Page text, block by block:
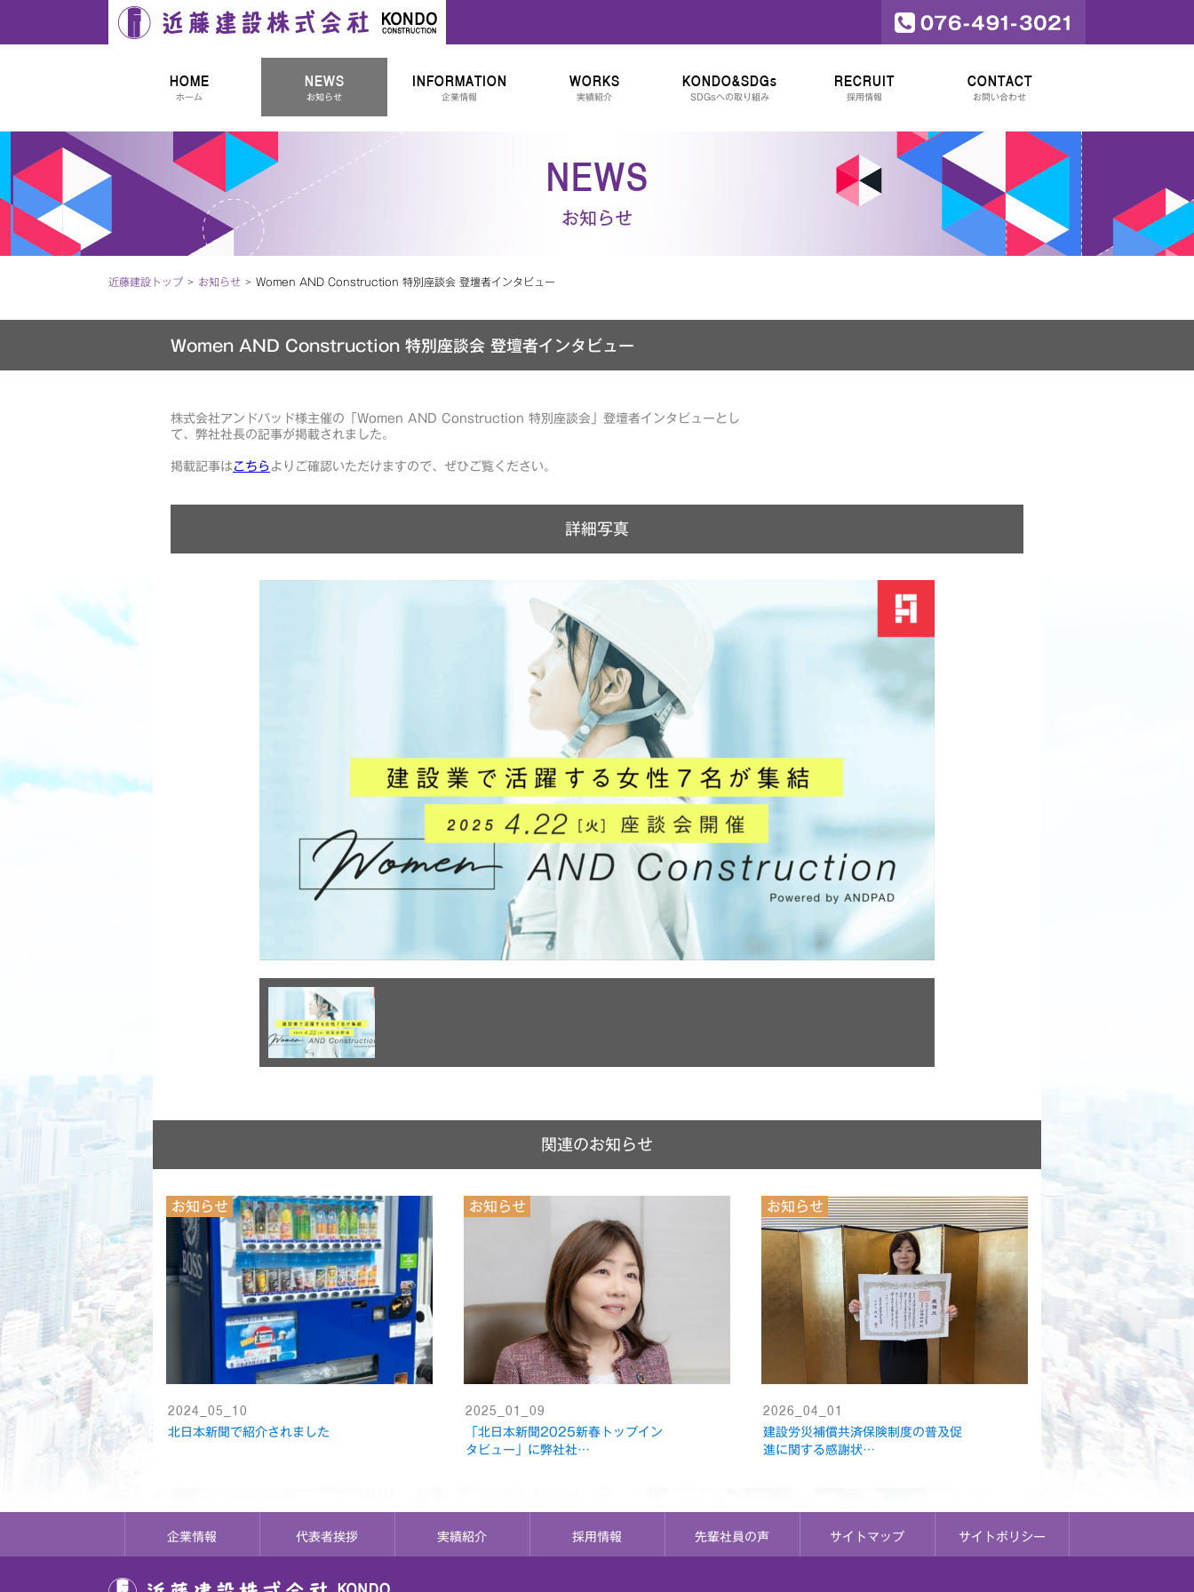
HOME
ホーム
NEWS
お知らせ
INFORMATION
企業情報
WORKS
実績紹介
KONDO&SDGs
SDGsへの取り組み
RECRUIT
採用情報
CONTACT
お問い合わせ
NEWS
お知らせ
近藤建設トップ お知らせ Women AND Construction 特別座談会 登壇者インタビュー
Women AND Construction 特別座談会 登壇者インタビュー
株式会社アンドパッド様主催の「Women AND Construction 特別座談会」登壇者インタビューとし
て、弊社社長の記事が掲載されました。
掲載記事は こちら よりご確認いただけますので、ぜひご覧ください。
詳細写真
関連のお知らせ
お知らせ
2024_05_10
北日本新聞で紹介されました
お知らせ
2025_01_09
「北日本新聞2025新春トップイン
タビュー」に弊社社…
お知らせ
2026_04_01
建設労災補償共済保険制度の普及促
進に関する感謝状…
企業情報 代表者挨拶 実績紹介 採用情報 先輩社員の声 サイトマップ サイトポリシー